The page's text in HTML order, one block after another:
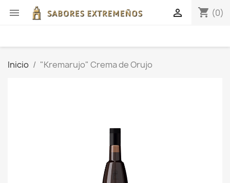
 shopping_cart (0)

Inicio "Kremarujo" Crema de Orujo